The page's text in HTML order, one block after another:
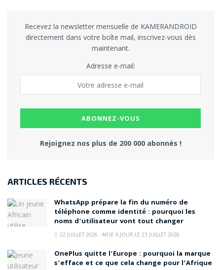
Recevez la newsletter mensuelle de KAMERANDROID
directement dans votre boîte mail, inscrivez-vous dès
maintenant.
Adresse e-mail:
Rejoignez nos plus de 200 000 abonnés !
ARTICLES RÉCENTS
WhatsApp prépare la fin du numéro de
téléphone comme identité : pourquoi les
noms d’utilisateur vont tout changer
22 JUILLET 2026 - MISE À JOUR LE 23 JUILLET 2026
OnePlus quitte l’Europe : pourquoi la marque
s’efface et ce que cela change pour l’Afrique